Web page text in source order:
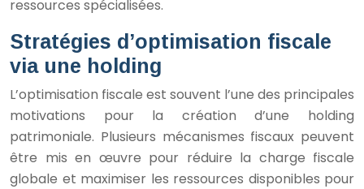
ressources spécialisées.
Stratégies d’optimisation fiscale
via une holding
L’optimisation fiscale est souvent l’une des principales
motivations pour la création d’une holding
patrimoniale. Plusieurs mécanismes fiscaux peuvent
être mis en œuvre pour réduire la charge fiscale
globale et maximiser les ressources disponibles pour